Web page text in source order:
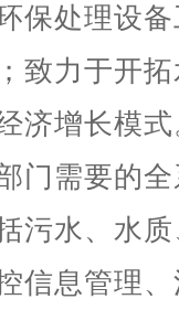
保处理设
致力于开
济增长模
门需要的
污水、水
信息管理